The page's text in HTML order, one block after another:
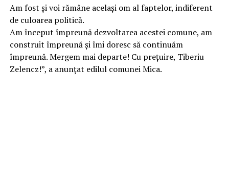
Am fost și voi rămâne același om al faptelor, indiferent
de culoarea politică.
Am început împreună dezvoltarea acestei comune, am
construit împreună și îmi doresc să continuăm
împreună. Mergem mai departe! Cu prețuire, Tiberiu
Zelencz!”, a anunțat edilul comunei Mica.